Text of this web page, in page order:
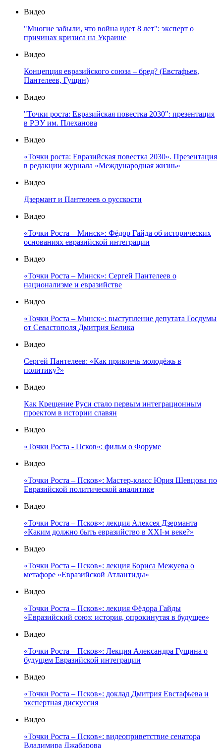
Видео
"Многие забыли, что война идет 8 лет": эксперт о
причинах кризиса на Украине
Видео
Концепция евразийского союза – бред? (Евстафьев,
Пантелеев, Гущин)
Видео
"Точки роста: Евразийская повестка 2030": презентация
в РЭУ им. Плеханова
Видео
«Точки роста: Евразийская повестка 2030». Презентация
в редакции журнала «Международная жизнь»
Видео
Дзермант и Пантелеев о русскости
Видео
«Точки Роста – Минск»: Фёдор Гайда об исторических
основаниях евразийской интеграции
Видео
«Точки Роста – Минск»: Сергей Пантелеев о
национализме и евразийстве
Видео
«Точки Роста – Минск»: выступление депутата Госдумы
от Севастополя Дмитрия Белика
Видео
Сергей Пантелеев: «Как привлечь молодёжь в
политику?»
Видео
Как Крещение Руси стало первым интеграционным
проектом в истории славян
Видео
«Точки Роста - Псков»: фильм о Форуме
Видео
«Точки Роста – Псков»: Мастер-класс Юрия Шевцова по
Евразийской политической аналитике
Видео
«Точки Роста – Псков»: лекция Алексея Дзерманта
«Каким должно быть евразийство в XXI-м веке?»
Видео
«Точки Роста – Псков»: лекция Бориса Межуева о
метафоре «Евразийской Атлантиды»
Видео
«Точки Роста – Псков»: лекция Фёдора Гайды
«Евразийский союз: история, опрокинутая в будущее»
Видео
«Точки Роста – Псков»: Лекция Александра Гущина о
будущем Евразийской интеграции
Видео
«Точки Роста – Псков»: доклад Дмитрия Евстафьева и
экспертная дискуссия
Видео
«Точки Роста – Псков»: видеоприветствие сенатора
Владимира Джабарова